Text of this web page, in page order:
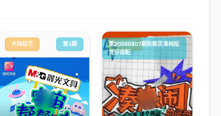
大陆综艺 第3期 大陆综艺
第20260807期陈都灵清纯短
发好适配